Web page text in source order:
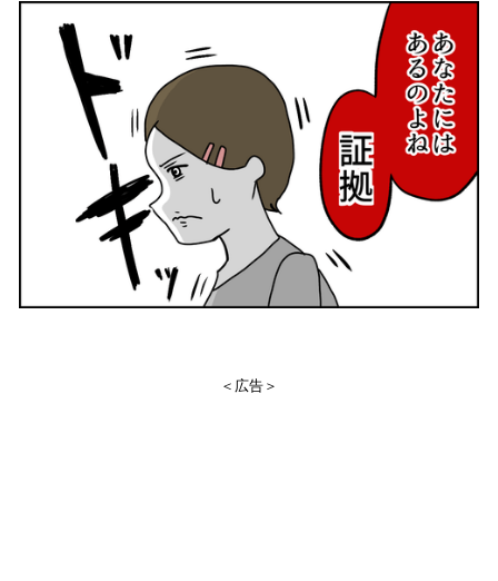
＜広告＞